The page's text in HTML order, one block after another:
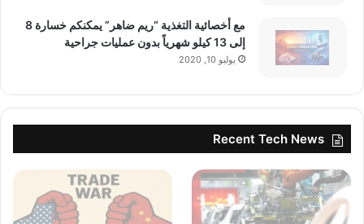
مع أخصائية التغذية “ريم ضاهر” يمكنكم خسارة 8
إلى 13 كيلو شهرياً بدون عمليات جراحية
يوليو 10, 2020
Recent Tech News